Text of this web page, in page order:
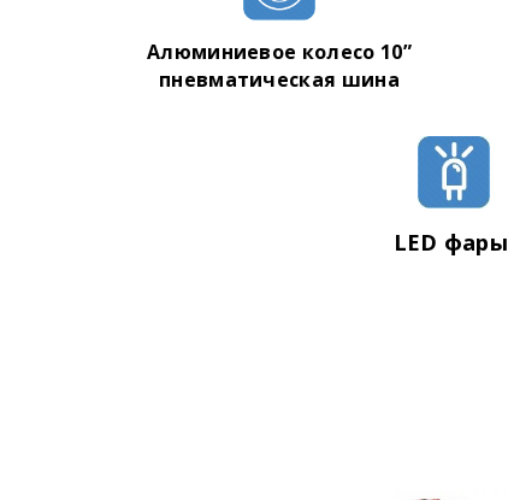
Вес гироскутера: 16.5 кг
Алюминиевое колесо 10”
пневматическая шина
LED фары